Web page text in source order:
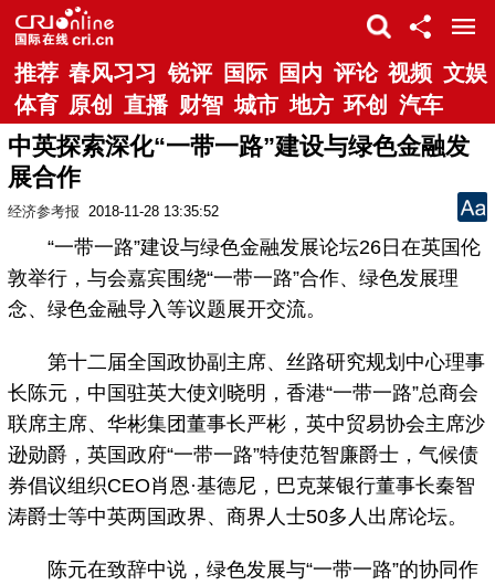
推荐 春风习习 锐评 国际 国内 评论 视频 文娱
体育 原创 直播 财智 城市 地方 环创 汽车
中英探索深化“一带一路”建设与绿色金融发
展合作
经济参考报 2018-11-28 13:35:52
“一带一路”建设与绿色金融发展论坛26日在英国伦
敦举行，与会嘉宾围绕“一带一路”合作、绿色发展理
念、绿色金融导入等议题展开交流。
第十二届全国政协副主席、丝路研究规划中心理事
长陈元，中国驻英大使刘晓明，香港“一带一路”总商会
联席主席、华彬集团董事长严彬，英中贸易协会主席沙
逊勋爵，英国政府“一带一路”特使范智廉爵士，气候债
券倡议组织CEO肖恩·基德尼，巴克莱银行董事长秦智
涛爵士等中英两国政界、商界人士50多人出席论坛。
陈元在致辞中说，绿色发展与“一带一路”的协同作